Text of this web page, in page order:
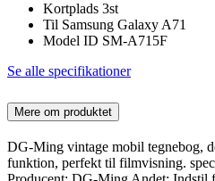
Kortplads 3st
Til Samsung Galaxy A71
Model ID SM-A715F
Se alle specifikationer
Mere om produktet
DG-Ming vintage mobil tegnebog,
funktion, perfekt til filmvisning.